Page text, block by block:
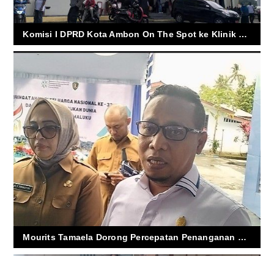
Komisi I DPRD Kota Ambon On The Spot ke Klinik Mata Vlisinggen
Mourits Tamaela Dorong Percepatan Penanganan Stunting Lewat Gerakan Orang Tua Asuh